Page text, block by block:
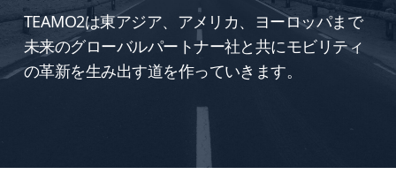
TEAMO2は東アジア、アメリカ、ヨーロッパまで
未来のグローバルパートナー社と共にモビリティ
の革新を生み出す道を作っていきます。